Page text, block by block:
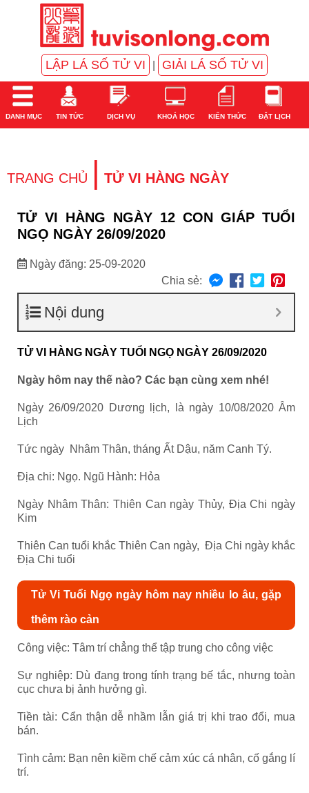
LẬP LÁ SỐ TỬ VI GIẢI LÁ SỐ TỬ VI
DANH MỤC TIN TỨC DỊCH VỤ KHOÁ HỌC KIẾN THỨC ĐẶT LỊCH
TRANG CHỦ | TỬ VI HÀNG NGÀY
TỬ VI HÀNG NGÀY 12 CON GIÁP TUỔI
NGỌ NGÀY 26/09/2020
Ngày đăng: 25-09-2020
Chia sẻ:
Nội dung
TỬ VI HÀNG NGÀY TUỔI NGỌ NGÀY 26/09/2020
Ngày hôm nay thế nào? Các bạn cùng xem nhé!
Ngày 26/09/2020 Dương lịch, là ngày 10/08/2020 Âm
Lịch
Tức ngày Nhâm Thân, tháng Ất Dậu, năm Canh Tý.
Địa chi: Ngọ. Ngũ Hành: Hỏa
Ngày Nhâm Thân: Thiên Can ngày Thủy, Địa Chi ngày
Kim
Thiên Can tuổi khắc Thiên Can ngày, Địa Chi ngày khắc
Địa Chi tuổi
Tử Vi Tuổi Ngọ ngày hôm nay nhiều lo âu, gặp
thêm rào cản
Công việc: Tâm trí chẳng thể tập trung cho công việc
Sự nghiệp: Dù đang trong tính trạng bế tắc, nhưng toàn
cục chưa bị ảnh hưởng gì.
Tiền tài: Cẩn thận dễ nhầm lẫn giá trị khi trao đổi, mua
bán.
Tình cảm: Bạn nên kiềm chế cảm xúc cá nhân, cố gắng lí
trí.